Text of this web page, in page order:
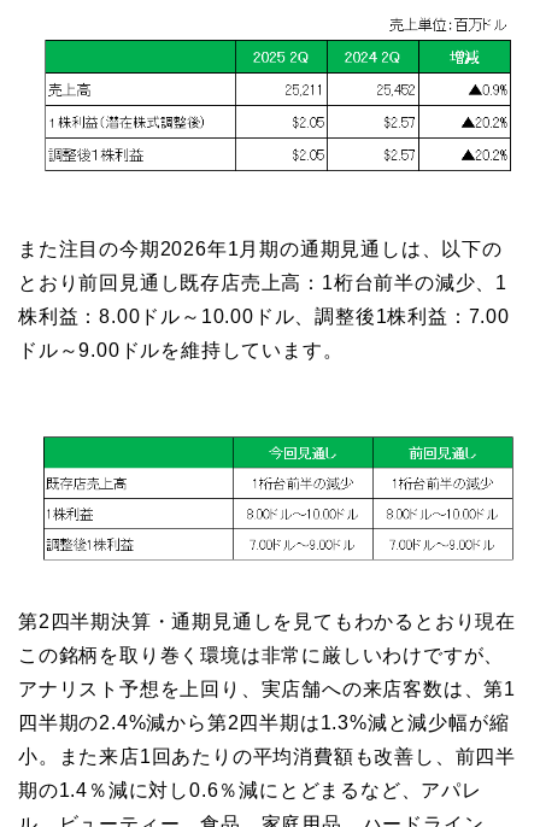
また注目の今期2026年1月期の通期見通しは、以下の
とおり前回見通し既存店売上高：1桁台前半の減少、1
株利益：8.00ドル～10.00ドル、調整後1株利益：7.00
ドル～9.00ドルを維持しています。
第2四半期決算・通期見通しを見てもわかるとおり現在
この銘柄を取り巻く環境は非常に厳しいわけですが、
アナリスト予想を上回り、実店舗への来店客数は、第1
四半期の2.4%減から第2四半期は1.3%減と減少幅が縮
小。また来店1回あたりの平均消費額も改善し、前四半
期の1.4％減に対し0.6％減にとどまるなど、アパレ